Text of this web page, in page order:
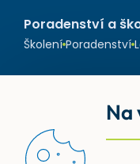
Poradenství a
Školení Poradenství
Na